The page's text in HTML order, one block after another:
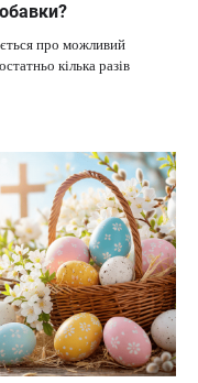
про можливий
кілька разів